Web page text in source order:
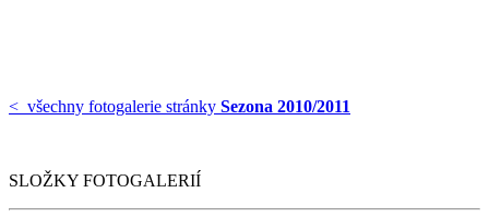
< všechny fotogalerie stránky Sezona 2010/2011
SLOŽKY FOTOGALERIÍ